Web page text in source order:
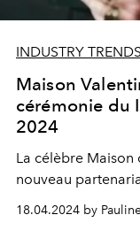
INDUSTRY TRENDS
Maison
cérémonie du
2024
La célèbre
nouveau
18.04.2024 by